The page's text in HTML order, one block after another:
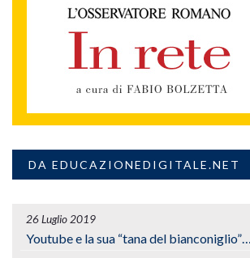
DA EDUCAZIONEDIGITALE.NET
26 Luglio 2019
Youtube e la sua “tana del bianconiglio”…